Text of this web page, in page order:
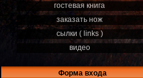
гостевая книга
заказать нож
сылки ( links )
видео
Форма входа